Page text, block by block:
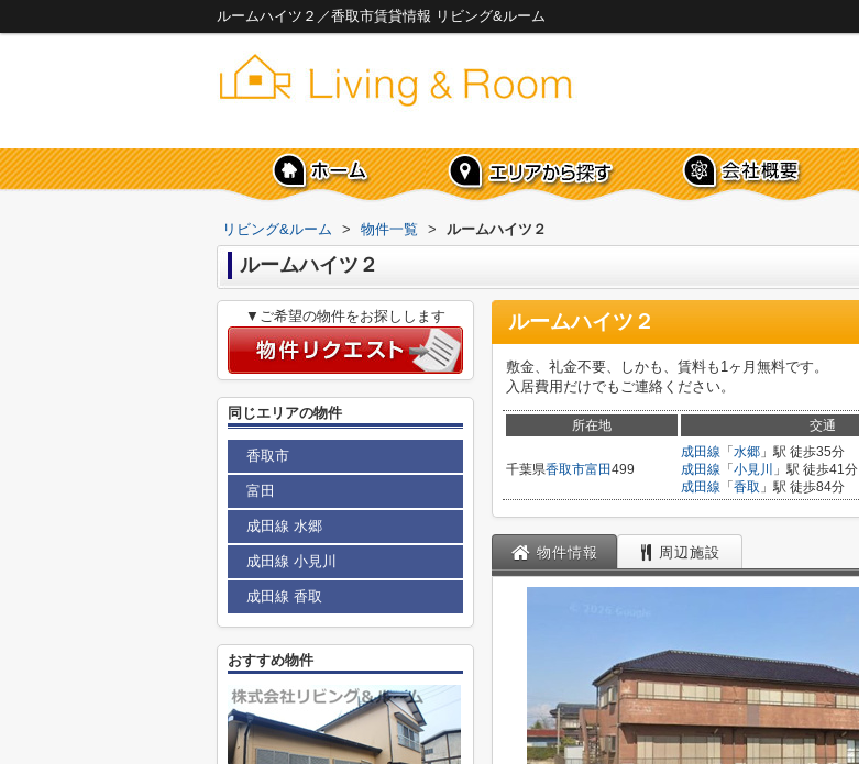
ルームハイツ２／香取市賃貸情報 リビング&ルーム
リビング&ルーム > 物件一覧 > ルームハイツ２
ルームハイツ２
ルームハイツ２
敷金、礼金不要、しかも、賃料も1ヶ月無料です。
入居費用だけでもご連絡ください。
所在地 交通
千葉県香取市富田499
成田線 「 水郷 」駅 徒歩35分
成田線 「 小見川
」駅 徒歩41分
成田線 「 香取 」駅 徒歩84分
物件情報 周辺施設
▼ご希望の物件をお探しします
同じエリアの物件
香取市
富田
成田線 水郷
成田線 小見川
成田線 香取
おすすめ物件